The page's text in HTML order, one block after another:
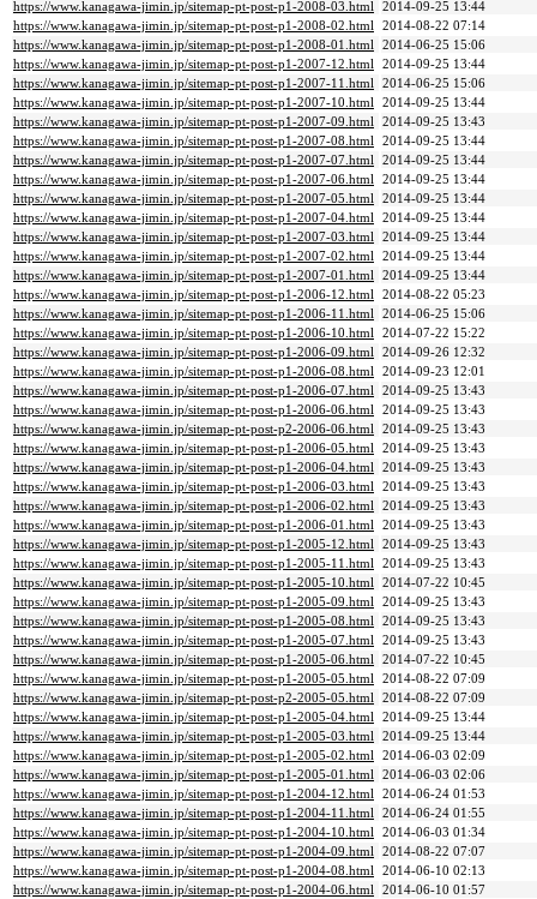
https://www.kanagawa-jimin.jp/sitemap-pt-post-p1-2008-03.html 2014-09-25 13:44
https://www.kanagawa-jimin.jp/sitemap-pt-post-p1-2008-02.html 2014-08-22 07:14
https://www.kanagawa-jimin.jp/sitemap-pt-post-p1-2008-01.html 2014-06-25 15:06
https://www.kanagawa-jimin.jp/sitemap-pt-post-p1-2007-12.html 2014-09-25 13:44
https://www.kanagawa-jimin.jp/sitemap-pt-post-p1-2007-11.html 2014-06-25 15:06
https://www.kanagawa-jimin.jp/sitemap-pt-post-p1-2007-10.html 2014-09-25 13:44
https://www.kanagawa-jimin.jp/sitemap-pt-post-p1-2007-09.html 2014-09-25 13:43
https://www.kanagawa-jimin.jp/sitemap-pt-post-p1-2007-08.html 2014-09-25 13:44
https://www.kanagawa-jimin.jp/sitemap-pt-post-p1-2007-07.html 2014-09-25 13:44
https://www.kanagawa-jimin.jp/sitemap-pt-post-p1-2007-06.html 2014-09-25 13:44
https://www.kanagawa-jimin.jp/sitemap-pt-post-p1-2007-05.html 2014-09-25 13:44
https://www.kanagawa-jimin.jp/sitemap-pt-post-p1-2007-04.html 2014-09-25 13:44
https://www.kanagawa-jimin.jp/sitemap-pt-post-p1-2007-03.html 2014-09-25 13:44
https://www.kanagawa-jimin.jp/sitemap-pt-post-p1-2007-02.html 2014-09-25 13:44
https://www.kanagawa-jimin.jp/sitemap-pt-post-p1-2007-01.html 2014-09-25 13:44
https://www.kanagawa-jimin.jp/sitemap-pt-post-p1-2006-12.html 2014-08-22 05:23
https://www.kanagawa-jimin.jp/sitemap-pt-post-p1-2006-11.html 2014-06-25 15:06
https://www.kanagawa-jimin.jp/sitemap-pt-post-p1-2006-10.html 2014-07-22 15:22
https://www.kanagawa-jimin.jp/sitemap-pt-post-p1-2006-09.html 2014-09-26 12:32
https://www.kanagawa-jimin.jp/sitemap-pt-post-p1-2006-08.html 2014-09-23 12:01
https://www.kanagawa-jimin.jp/sitemap-pt-post-p1-2006-07.html 2014-09-25 13:43
https://www.kanagawa-jimin.jp/sitemap-pt-post-p1-2006-06.html 2014-09-25 13:43
https://www.kanagawa-jimin.jp/sitemap-pt-post-p2-2006-06.html 2014-09-25 13:43
https://www.kanagawa-jimin.jp/sitemap-pt-post-p1-2006-05.html 2014-09-25 13:43
https://www.kanagawa-jimin.jp/sitemap-pt-post-p1-2006-04.html 2014-09-25 13:43
https://www.kanagawa-jimin.jp/sitemap-pt-post-p1-2006-03.html 2014-09-25 13:43
https://www.kanagawa-jimin.jp/sitemap-pt-post-p1-2006-02.html 2014-09-25 13:43
https://www.kanagawa-jimin.jp/sitemap-pt-post-p1-2006-01.html 2014-09-25 13:43
https://www.kanagawa-jimin.jp/sitemap-pt-post-p1-2005-12.html 2014-09-25 13:43
https://www.kanagawa-jimin.jp/sitemap-pt-post-p1-2005-11.html 2014-09-25 13:43
https://www.kanagawa-jimin.jp/sitemap-pt-post-p1-2005-10.html 2014-07-22 10:45
https://www.kanagawa-jimin.jp/sitemap-pt-post-p1-2005-09.html 2014-09-25 13:43
https://www.kanagawa-jimin.jp/sitemap-pt-post-p1-2005-08.html 2014-09-25 13:43
https://www.kanagawa-jimin.jp/sitemap-pt-post-p1-2005-07.html 2014-09-25 13:43
https://www.kanagawa-jimin.jp/sitemap-pt-post-p1-2005-06.html 2014-07-22 10:45
https://www.kanagawa-jimin.jp/sitemap-pt-post-p1-2005-05.html 2014-08-22 07:09
https://www.kanagawa-jimin.jp/sitemap-pt-post-p2-2005-05.html 2014-08-22 07:09
https://www.kanagawa-jimin.jp/sitemap-pt-post-p1-2005-04.html 2014-09-25 13:44
https://www.kanagawa-jimin.jp/sitemap-pt-post-p1-2005-03.html 2014-09-25 13:44
https://www.kanagawa-jimin.jp/sitemap-pt-post-p1-2005-02.html 2014-06-03 02:09
https://www.kanagawa-jimin.jp/sitemap-pt-post-p1-2005-01.html 2014-06-03 02:06
https://www.kanagawa-jimin.jp/sitemap-pt-post-p1-2004-12.html 2014-06-24 01:53
https://www.kanagawa-jimin.jp/sitemap-pt-post-p1-2004-11.html 2014-06-24 01:55
https://www.kanagawa-jimin.jp/sitemap-pt-post-p1-2004-10.html 2014-06-03 01:34
https://www.kanagawa-jimin.jp/sitemap-pt-post-p1-2004-09.html 2014-08-22 07:07
https://www.kanagawa-jimin.jp/sitemap-pt-post-p1-2004-08.html 2014-06-10 02:13
https://www.kanagawa-jimin.jp/sitemap-pt-post-p1-2004-06.html 2014-06-10 01:57